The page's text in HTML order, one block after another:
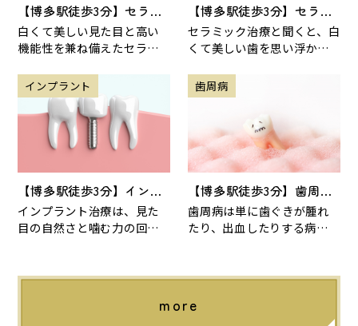
【博多駅徒歩3分】セラミ
ック治療で失敗しないため
の注意点
白くて美しい見た目と高い
機能性を兼ね備えたセラミ
を気にする多くの方に選ば
れています。しかし、期待
【博多駅徒歩3分】セラミ
ックの種類と選び方 ジル
コニア・e.maxの違いと
セラミック治療と聞くと、白
くて美しい歯を思い浮かべ
だけでなく、虫歯の再発予
防や金属アレルギー対
インプラント
【博多駅徒歩3分】インプ
ラント手術の成功率を高め
るポイントとは？
インプラント治療は、見た
目の自然さと噛む力の回復
ラントがしっかりと骨に
歯周病
【博多駅徒歩3分】歯周病
が進行すると起こるリスク
とは？全身への影響を解説
歯周病は単に歯ぐきが腫れ
たり、出血したりする病気で
なく、糖尿病や動脈硬化
more